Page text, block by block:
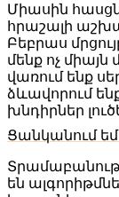
Միասին
հրաշալի
Բեբրաս
մենք ոչ միայն
վառում ենք
ձևավորում
խնդիրներ
Ցանկանում
են